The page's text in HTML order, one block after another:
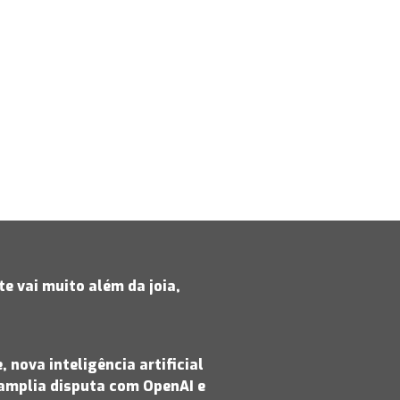
vai muito além da joia,
nova inteligência artificial
disputa com OpenAI e